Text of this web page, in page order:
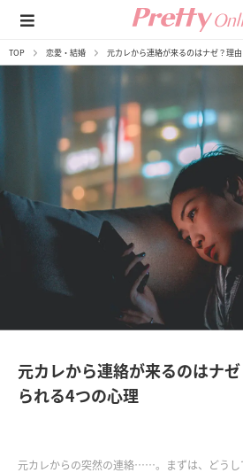
TOP 恋愛・結婚 元カレから連絡が来るのはナゼ？理
元カレから連絡が来るのはナ
られる4つの心理
元カレからの突然の連絡……。まずは、どうし